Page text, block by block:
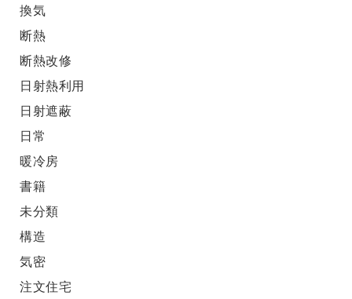
換気
断熱
断熱改修
日射熱利用
日射遮蔽
日常
暖冷房
書籍
未分類
構造
気密
注文住宅